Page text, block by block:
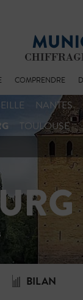
COMPRENDRE
NANTES
TOULOUSE
BILAN